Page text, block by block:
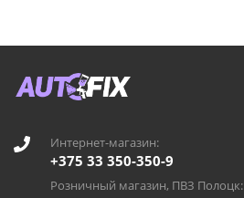
Интернет-магазин:
+375 33 350-350-9
Розничный магазин, ПВЗ Полоцк: